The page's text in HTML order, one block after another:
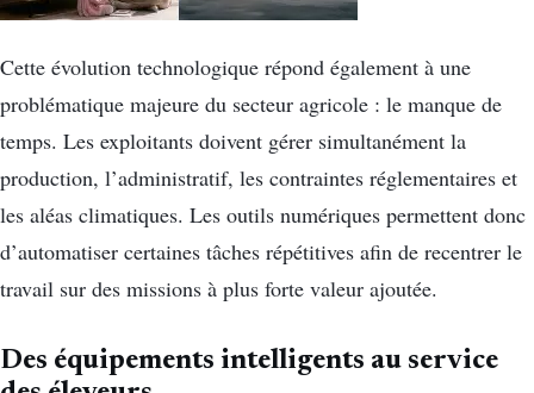
Cette évolution technologique répond également à une
problématique majeure du secteur agricole : le manque de
temps. Les exploitants doivent gérer simultanément la
production, l’administratif, les contraintes réglementaires et
les aléas climatiques. Les outils numériques permettent donc
d’automatiser certaines tâches répétitives afin de recentrer le
travail sur des missions à plus forte valeur ajoutée.
Des équipements intelligents au service